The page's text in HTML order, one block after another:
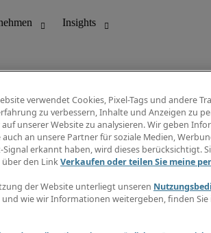
Bereich
Info
E-
Newsletter
verwendet Cookies, Pixel-Tags und andere
zu verbessern, Inhalte und Anzeigen zu
auf unserer Website zu analysieren. Wir geben
auch an unsere Partner für soziale Medien,
erkannt haben, wird dieses berücksichtigt.
über den LinkVerkaufen oder teilen Sie meine
der Website unterliegt unseren
und wie wir Informationen weitergeben, finden Sie